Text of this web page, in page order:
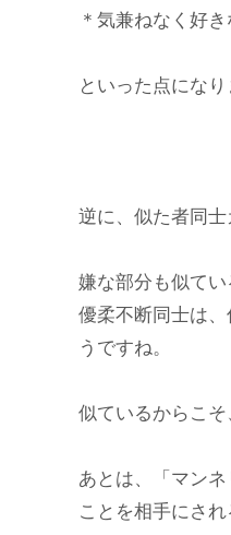
＊気兼ねなく好
といった点になり
逆に、似た者同士
嫌な部分も似てい
優柔不断同士は
うですね。
似ているからこ
あとは、「マン
ことを相手にさ